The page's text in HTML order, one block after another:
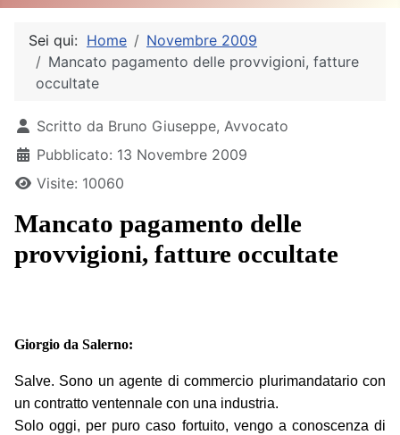
Sei qui: Home
Novembre 2009
Mancato pagamento delle provvigioni, fatture
occultate
Dettagli
Scritto da Bruno Giuseppe, Avvocato
Pubblicato: 13 Novembre 2009
Visite: 10060
Mancato pagamento delle
provvigioni, fatture occultate
Giorgio da Salerno:
Salve. Sono un agente di commercio plurimandatario con
un contratto ventennale con una industria.
Solo oggi, per puro caso fortuito, vengo a conoscenza di